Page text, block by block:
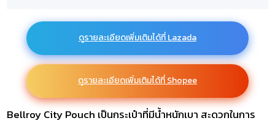
ดูรายละเอียดเพิ่มเติมได้ที่ Lazada
ดูรายละเอียดเพิ่มเติมได้ที่ Shopee
Bellroy City Pouch เป็นกระเป๋าที่มีน้ำหนักเบา สะดวกในการ